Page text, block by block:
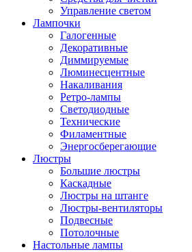
Управление светом
Лампочки
Галогенные
Декоративные
Диммируемые
Люминесцентные
Накаливания
Ретро-лампы
Светодиодные
Технические
Филаментные
Энергосберегающие
Люстры
Большие люстры
Каскадные
Люстры на штанге
Люстры-вентиляторы
Подвесные
Потолочные
Настольные лампы